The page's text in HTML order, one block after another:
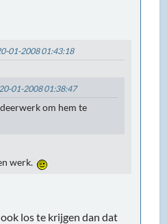
01-2008 01:43:18
01-2008 01:38:47
om hem te
werk.
los te krijgen dan dat